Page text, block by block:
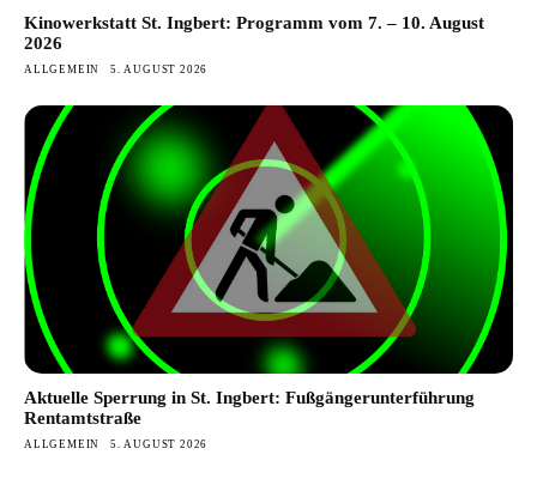
Kinowerkstatt St. Ingbert: Programm vom 7. – 10. August
2026
ALLGEMEIN 5. AUGUST 2026
Aktuelle Sperrung in St. Ingbert: Fußgängerunterführung
Rentamtstraße
ALLGEMEIN 5. AUGUST 2026